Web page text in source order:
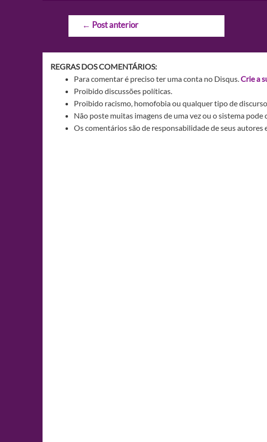
Navegação
← Post anterior
REGRAS DOS COMENTÁRIOS:
Para comentar é preciso ter uma conta no Disqus.Crie a
Proibido discussões políticas.
Proibido racismo, homofobia ou qualquer tipo de
Não poste muitas imagens de uma vez ou o sistema pode
Os comentários são de responsabilidade de seus